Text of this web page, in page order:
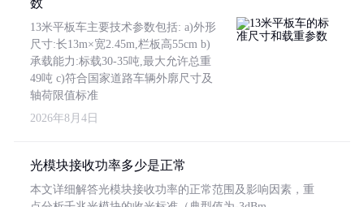
数
13米平板车主要技术参数包括: a)外形
尺寸:长13m×宽2.45m,栏板高55cm b)
承载能力:标载30-35吨,最大允许总重
49吨 c)符合国家道路车辆外廓尺寸及
轴荷限值标准
2026年8月4日
光模块接收功率多少是正常
本文详细解答光模块接收功率的正常范围及影响因素，重